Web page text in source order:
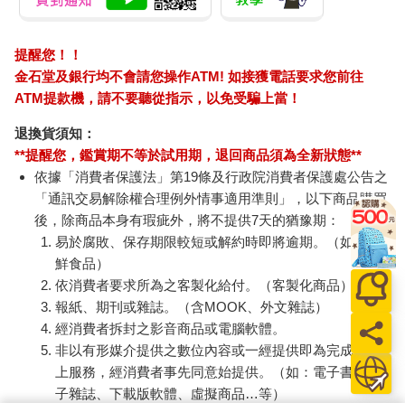
提醒您！！
金石堂及銀行均不會請您操作ATM! 如接獲電話要求您前往
ATM提款機，請不要聽從指示，以免受騙上當！
退換貨須知：
**提醒您，鑑賞期不等於試用期，退回商品須為全新狀態**
依據「消費者保護法」第19條及行政院消費者保護處公告之
「通訊交易解除權合理例外情事適用準則」，以下商品購買
後，除商品本身有瑕疵外，將不提供7天的猶豫期：
易於腐敗、保存期限較短或解約時即將逾期。（如：生
鮮食品）
依消費者要求所為之客製化給付。（客製化商品）
報紙、期刊或雜誌。（含MOOK、外文雜誌）
經消費者拆封之影音商品或電腦軟體。
非以有形媒介提供之數位內容或一經提供即為完成之線
上服務，經消費者事先同意始提供。（如：電子書、電
子雜誌、下載版軟體、虛擬商品…等）